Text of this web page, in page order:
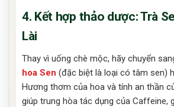
4. Kết hợp thảo dược: Trà
Lài
Thay vì uống chè mộc, hãy chuyển
hoa Sen (đặc biệt là loại có tâm sen)
Hương thơm của hoa và tính an thần
giúp trung hòa tác dụng của Caffeine,